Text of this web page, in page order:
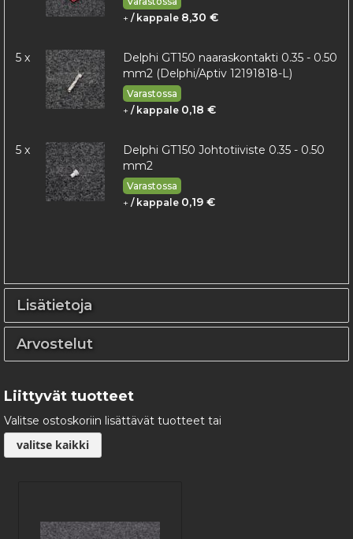
+ / kappale 8,30 €
5 x
Delphi GT150 naaraskontakti 0.35 - 0.50
mm2 (Delphi/Aptiv 12191818-L)
Varastossa
+ / kappale 0,18 €
5 x
Delphi GT150 Johtotiiviste 0.35 - 0.50
mm2
Varastossa
+ / kappale 0,19 €
Lisätietoja
Arvostelut
Liittyvät tuotteet
Valitse ostoskoriin lisättävät tuotteet tai
valitse kaikki